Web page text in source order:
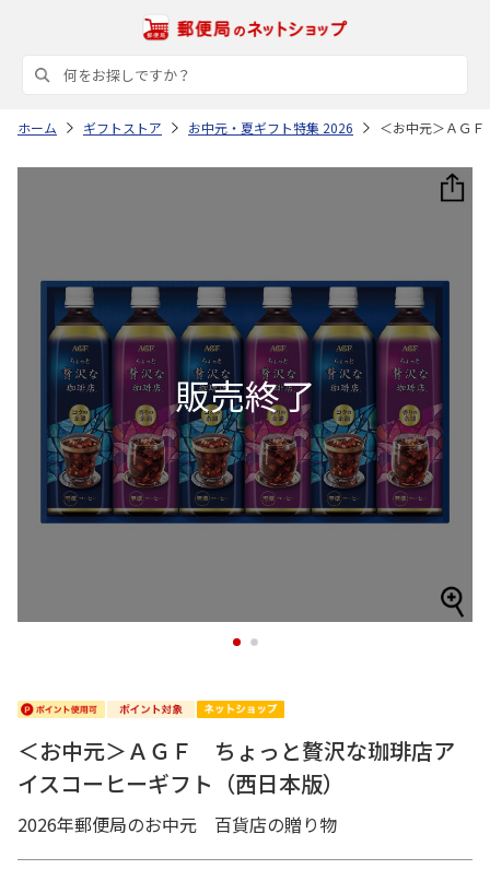
ホーム ギフトストア お中元・夏ギフト特集 2026 ＜お中元＞ＡＧ
1 2
＜お中元＞ＡＧＦ ちょっと贅沢な珈琲店ア
イスコーヒーギフト（西日本版）
2026年郵便局のお中元 百貨店の贈り物